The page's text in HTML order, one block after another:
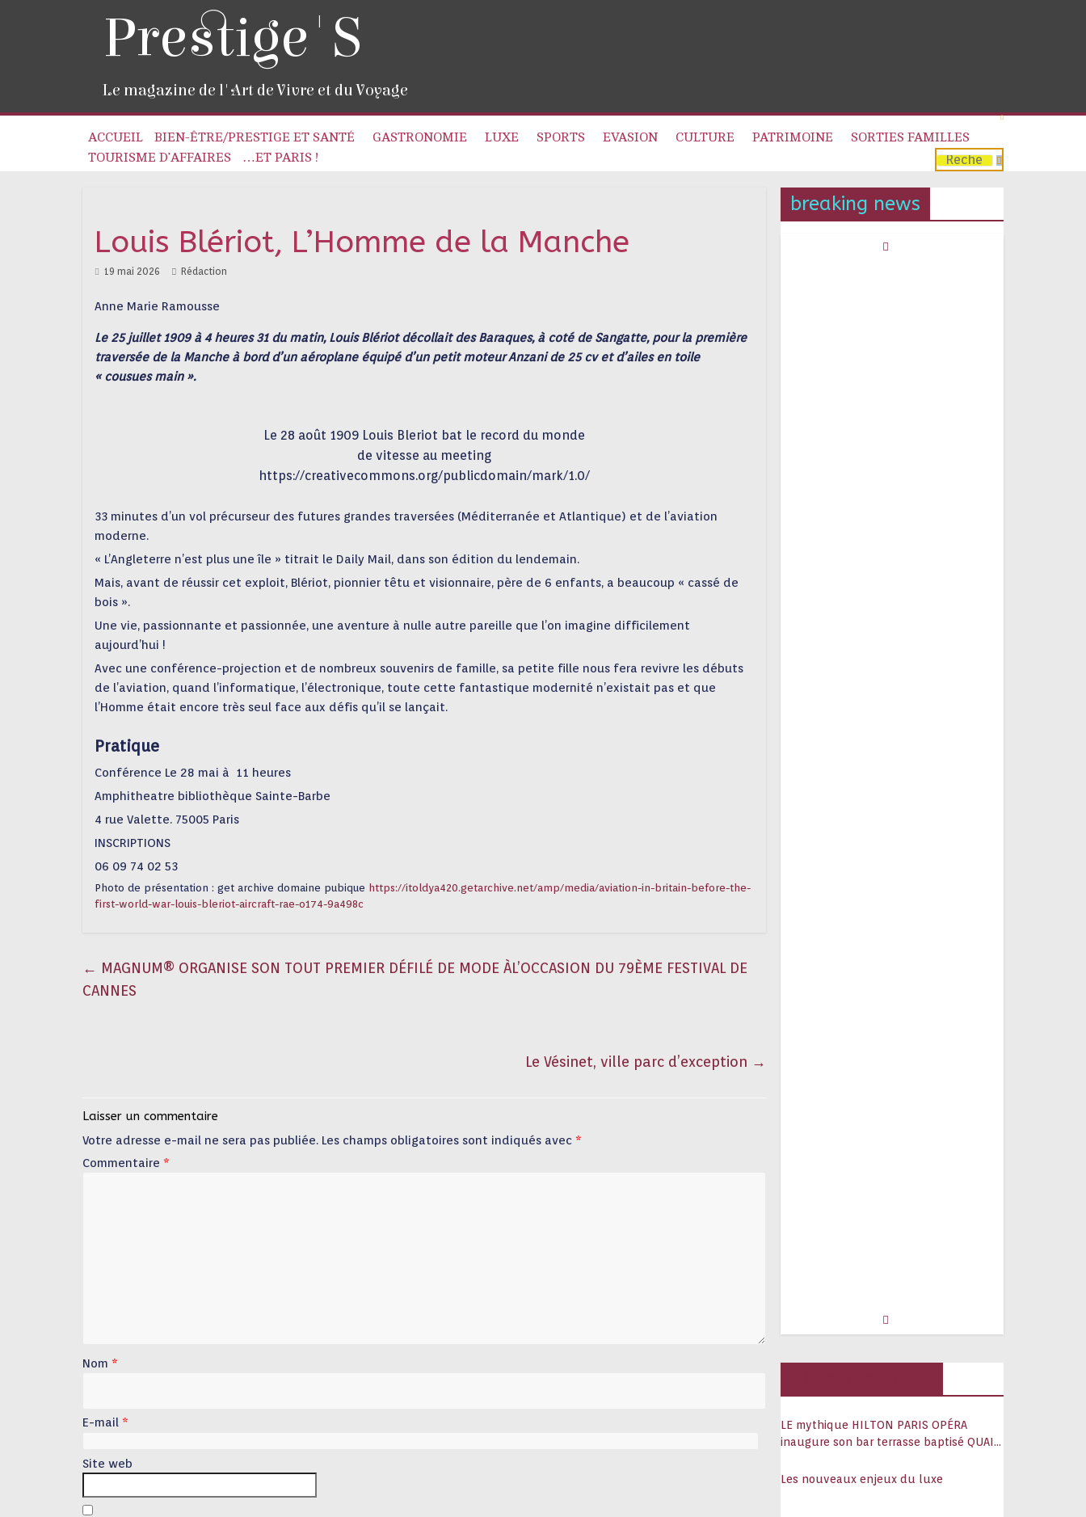
Prestige'S
Le magazine de l'Art de Vivre et du Voyage
ACCUEIL BIEN-ÊTRE/PRESTIGE ET SANTÉ GASTRONOMIE LUXE SPORTS EVASION CULTURE PATRIMOINE
SORTIES FAMILLES
TOURISME D’AFFAIRES
…ET PARIS !
Louis Blériot, L’Homme de la Manche
19 mai 2026 Rédaction
Anne Marie Ramousse
Le 25 juillet 1909 à 4 heures 31 du matin, Louis Blériot décollait des Baraques, à coté de Sangatte, pour la première
traversée de la Manche à bord d’un aéroplane équipé d’un petit moteur Anzani de 25 cv et d’ailes en toile
« cousues main ».
Le 28 août 1909 Louis Bleriot bat le record du monde
de vitesse au meeting
https://creativecommons.org/publicdomain/mark/1.0/
33 minutes d’un vol précurseur des futures grandes traversées (Méditerranée et Atlantique) et de l’aviation
moderne.
« L’Angleterre n’est plus une île » titrait le Daily Mail, dans son édition du lendemain.
Mais, avant de réussir cet exploit, Blériot, pionnier têtu et visionnaire, père de 6 enfants, a beaucoup « cassé de
bois ».
Une vie, passionnante et passionnée, une aventure à nulle autre pareille que l’on imagine difficilement
aujourd’hui !
Avec une conférence-projection et de nombreux souvenirs de famille, sa petite fille nous fera revivre les débuts
de l’aviation, quand l’informatique, l’électronique, toute cette fantastique modernité n’existait pas et que
l’Homme était encore très seul face aux défis qu’il se lançait.
Pratique
Conférence Le 28 mai à 11 heures
Amphitheatre bibliothèque Sainte-Barbe
4 rue Valette. 75005 Paris
INSCRIPTIONS
06 09 74 02 53
Photo de présentation : get archive domaine pubique https://itoldya420.getarchive.net/amp/media/aviation-in-britain-before-the-
first-world-war-louis-bleriot-aircraft-rae-o174-9a498c
← MAGNUM® ORGANISE SON TOUT PREMIER DÉFILÉ DE MODE ÀL’OCCASION DU 79ÈME FESTIVAL DE
CANNES
Le Vésinet, ville parc d’exception →
Laisser un commentaire
Votre adresse e-mail ne sera pas publiée. Les champs obligatoires sont indiqués avec *
Commentaire *
Nom *
E-mail *
Site web
breaking news
LE mythique HILTON PARIS OPÉRA
inaugure son bar terrasse baptisé QUAI
Les nouveaux enjeux du luxe